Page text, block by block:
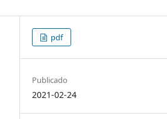
pdf
Publicado
2021-02-24